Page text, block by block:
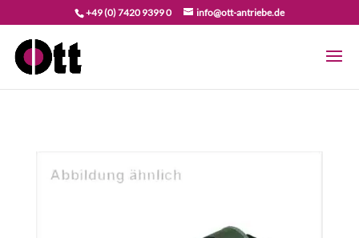
+49 (0) 7420 9399 0 info@ott-antriebe.de